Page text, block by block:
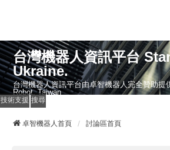
台灣機器人資訊平台
Ukraine.
台灣機器人資訊平台由卓智機器人完全贊助提
Robot, Taiwan
技術支援 搜尋
卓智機器人首頁 討論區首頁